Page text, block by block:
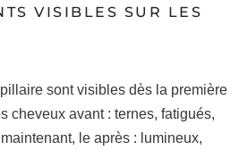
VISIBLES SUR LES
sont visibles dès la première
cheveux avant : ternes, fatigués,
le après : lumineux,